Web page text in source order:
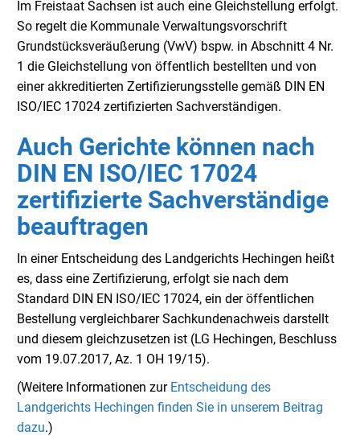
Im Freistaat Sachsen ist auch eine Gleichstellung erfolgt.
So regelt die Kommunale Verwaltungsvorschrift
Grundstücksveräußerung (VwV) bspw. in Abschnitt 4 Nr.
1 die Gleichstellung von öffentlich bestellten und von
einer akkreditierten Zertifizierungsstelle gemäß DIN EN
ISO/IEC 17024 zertifizierten Sachverständigen.
Auch Gerichte können nach
DIN EN ISO/IEC 17024
zertifizierte Sachverständige
beauftragen
In einer Entscheidung des Landgerichts Hechingen heißt
es, dass eine Zertifizierung, erfolgt sie nach dem
Standard DIN EN ISO/IEC 17024, ein der öffentlichen
Bestellung vergleichbarer Sachkundenachweis darstellt
und diesem gleichzusetzen ist (LG Hechingen, Beschluss
vom 19.07.2017, Az. 1 OH 19/15).
(Weitere Informationen zur Entscheidung des
Landgerichts Hechingen finden Sie in unserem Beitrag
dazu.)